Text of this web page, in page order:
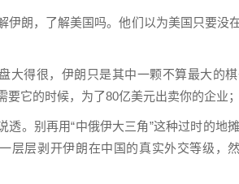
伊朗，了解美国吗。他们以为美国只要没
大得很，伊朗只是其中一颗不算最大的
它的时候，为了80亿美元出卖你的企业
透。别再用“中俄伊大三角”这种过时的
层层剥开伊朗在中国的真实外交等级